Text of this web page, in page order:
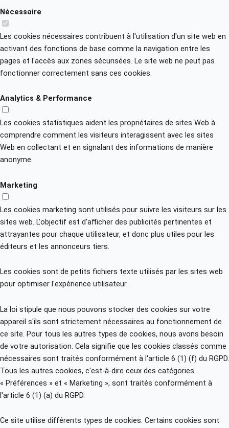
Nécessaire
Les cookies nécessaires contribuent à l'utilisation d'un site web en
activant des fonctions de base comme la navigation entre les
pages et l'accès aux zones sécurisées. Le site web ne peut pas
fonctionner correctement sans ces cookies.
Analytics & Performance
Les cookies statistiques aident les propriétaires de sites Web à
comprendre comment les visiteurs interagissent avec les sites
Web en collectant et en signalant des informations de manière
anonyme.
Marketing
Les cookies marketing sont utilisés pour suivre les visiteurs sur les
sites web. L'objectif est d'afficher des publicités pertinentes et
attrayantes pour chaque utilisateur, et donc plus utiles pour les
éditeurs et les annonceurs tiers.
Les cookies sont de petits fichiers texte utilisés par les sites web
pour optimiser l'expérience utilisateur.
La loi stipule que nous pouvons stocker des cookies sur votre
appareil s'ils sont strictement nécessaires au fonctionnement de
ce site. Pour tous les autres types de cookies, nous avons besoin
de votre autorisation. Cela signifie que les cookies classés comme
nécessaires sont traités conformément à l'article 6 (1) (f) du RGPD.
Tous les autres cookies, c'est-à-dire ceux des catégories
« Préférences » et « Marketing », sont traités conformément à
l'article 6 (1) (a) du RGPD.
Ce site utilise différents types de cookies. Certains cookies sont